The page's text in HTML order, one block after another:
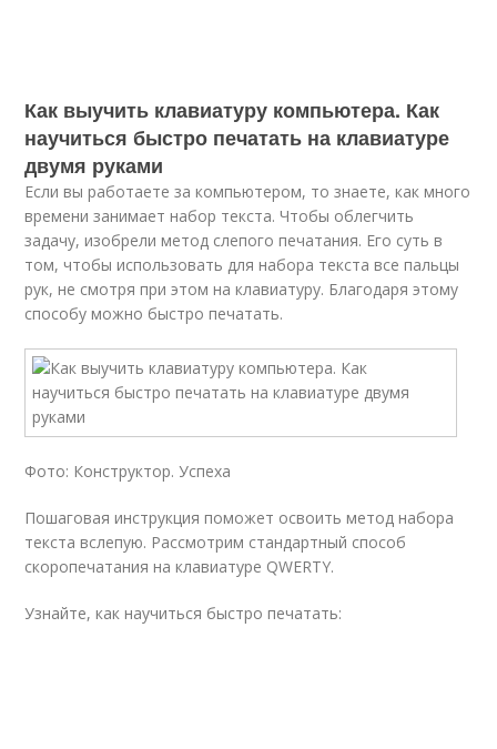
Как выучить клавиатуру компьютера. Как
научиться быстро печатать на клавиатуре
двумя руками
Если вы работаете за компьютером, то знаете, как много
времени занимает набор текста. Чтобы облегчить
задачу, изобрели метод слепого печатания. Его суть в
том, чтобы использовать для набора текста все пальцы
рук, не смотря при этом на клавиатуру. Благодаря этому
способу можно быстро печатать.
Фото: Конструктор. Успеха
Пошаговая инструкция поможет освоить метод набора
текста вслепую. Рассмотрим стандартный способ
скоропечатания на клавиатуре QWERTY.
Узнайте, как научиться быстро печатать: